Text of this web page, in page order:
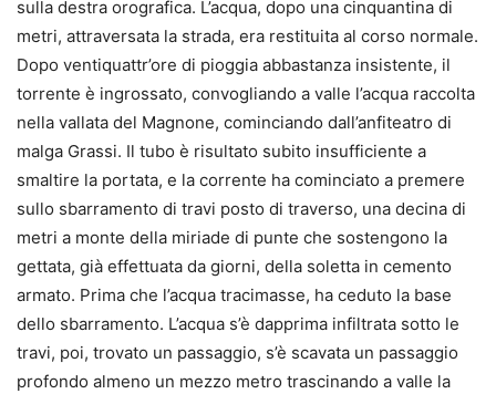
sulla destra orografica. L’acqua, dopo una cinquantina di
metri, attraversata la strada, era restituita al corso normale.
Dopo ventiquattr’ore di pioggia abbastanza insistente, il
torrente è ingrossato, convogliando a valle l’acqua raccolta
nella vallata del Magnone, cominciando dall’anfiteatro di
malga Grassi. Il tubo è risultato subito insufficiente a
smaltire la portata, e la corrente ha cominciato a premere
sullo sbarramento di travi posto di traverso, una decina di
metri a monte della miriade di punte che sostengono la
gettata, già effettuata da giorni, della soletta in cemento
armato. Prima che l’acqua tracimasse, ha ceduto la base
dello sbarramento. L’acqua s’è dapprima infiltrata sotto le
travi, poi, trovato un passaggio, s’è scavata un passaggio
profondo almeno un mezzo metro trascinando a valle la